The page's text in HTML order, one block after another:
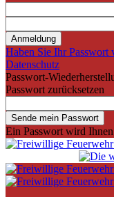
Haben Sie Ihr Passwort
Datenschutz
Passwort-
Passwort zurücksetzen
Ein Passwort wird